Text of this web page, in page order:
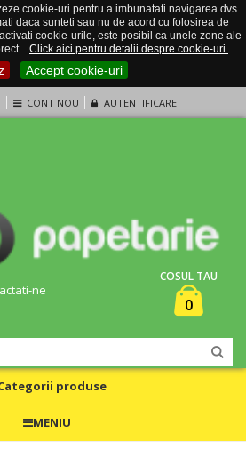
cookie-uri pentru a imbunatati navigarea dvs.
daca sunteti sau nu de acord cu folosirea de
cookie-urile, este posibil ca unele zone ale
Click aici pentru detalii despre cookie-uri.
Accept cookie-uri
CONT NOU AUTENTIFICARE
ne
COSUL TAU
0
produse
MENIU